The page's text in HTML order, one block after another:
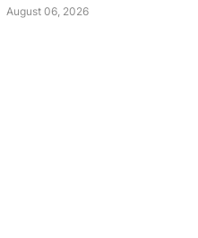
August 06, 2026